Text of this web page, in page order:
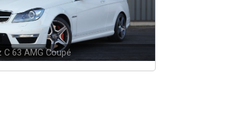
63 AMG Coupé